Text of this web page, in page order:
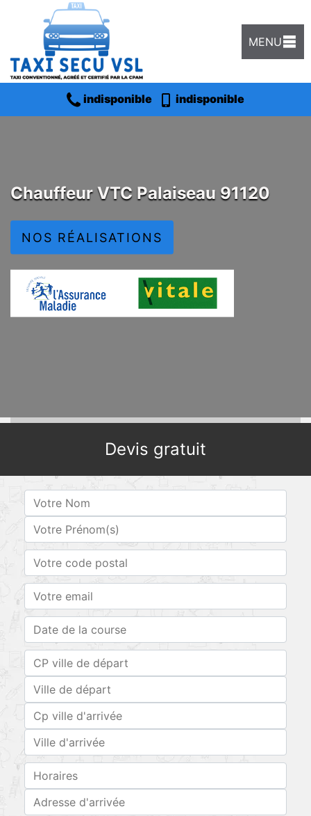
MENU
indisponible indisponible
Chauffeur VTC Palaiseau 91120
NOS RÉALISATIONS
Devis gratuit